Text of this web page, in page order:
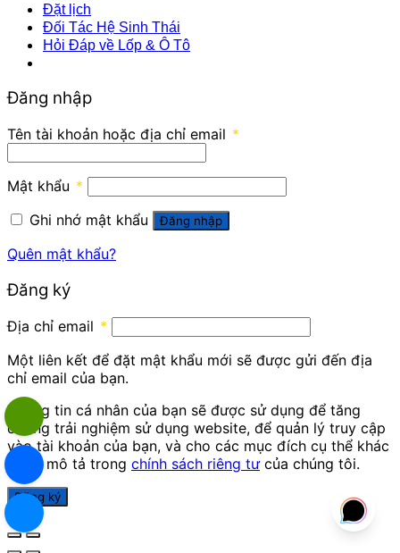
Đặt lịch
Đối Tác Hệ Sinh Thái
Hỏi Đáp về Lốp & Ô Tô
Đăng nhập
Tên tài khoản hoặc địa chỉ email *
Mật khẩu *
Ghi nhớ mật khẩu
Đăng nhập
Quên mật khẩu?
Đăng ký
Địa chỉ email *
Một liên kết để đặt mật khẩu mới sẽ được gửi đến địa
chỉ email của bạn.
Thông tin cá nhân của bạn sẽ được sử dụng để tăng
cường trải nghiệm sử dụng website, để quản lý truy cập
vào tài khoản của bạn, và cho các mục đích cụ thể khác
được mô tả trong chính sách riêng tưcủa chúng tôi.
Đăng ký